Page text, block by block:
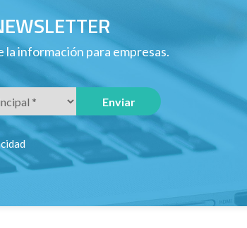
la información para empresas.